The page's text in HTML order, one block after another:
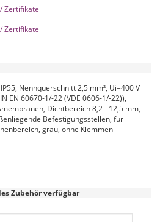
Zertifikate
Zertifikate
Nennquerschnitt 2,5 mm², Ui=400 V
EN 60670-1/-22 (VDE 0606-1/-22)),
Dichtbereich 8,2 - 12,5 mm,
Befestigungsstellen, für
grau, ohne Klemmen
Zubehör verfügbar